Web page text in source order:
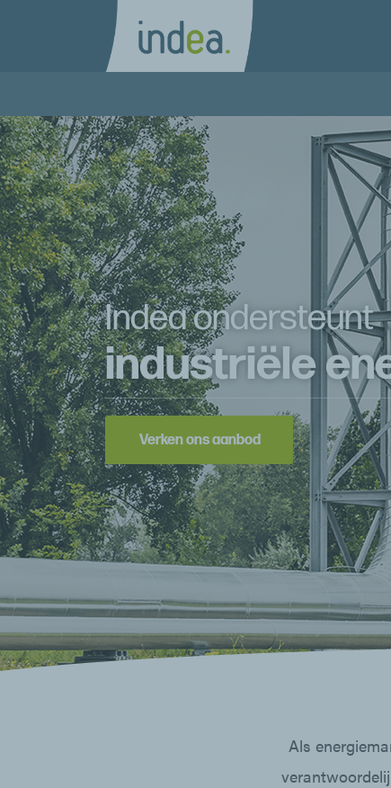
Indea ondersteunt
industriële
Verken ons aanbod
Als